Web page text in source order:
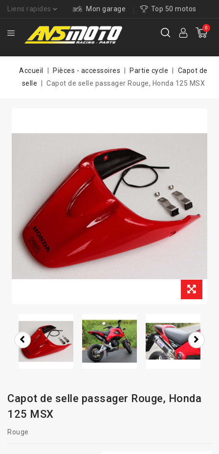
Liens rapides Mon garage Top 50 motos
0
Accueil Pièces - accessoires Partie cycle
Capot de
selle
Capot de selle passager Rouge, Honda 125 MSX
Capot de selle passager Rouge, Honda
125 MSX
Rouge